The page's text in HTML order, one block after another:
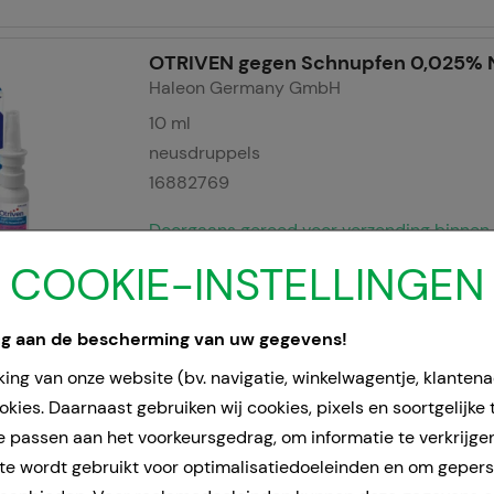
COOKIE-INSTELLINGEN
aan de bescherming van uw gegevens!
van onze website (bv. navigatie, winkelwagentje,
Daarnaast gebruiken wij cookies, pixels en soortgelijke
passen aan het voorkeursgedrag, om informatie te
wordt gebruikt voor optimalisatiedoeleinden en om
OTRIVEN gegen Schnupfen
Haleon Germany GmbH
10 ml
neusdruppels
16882769
Doorgaans gereed voor verzending binnen
OTRIVEN 0,05% Nasentropfen
Haleon Germany GmbH
10ml
neusdruppels
00753679